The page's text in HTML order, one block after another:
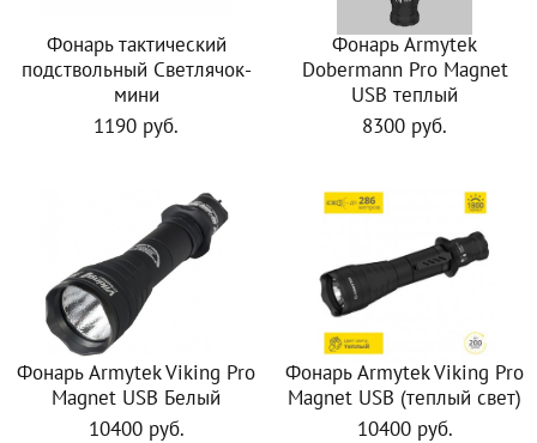
Фонарь тактический
подствольный Светлячок-
мини
1190 руб.
Фонарь Armytek
Dobermann Pro Magnet
USB теплый
8300 руб.
Фонарь Armytek Viking Pro
Magnet USB Белый
10400 руб.
Фонарь Armytek Viking Pro
Magnet USB (теплый свет)
10400 руб.